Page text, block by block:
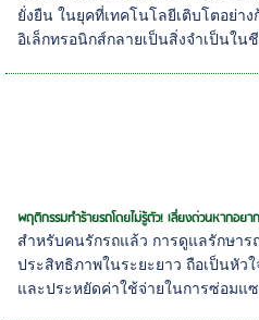
ยั่งยืน ในยุคที่เทคโนโลยีเติบโตอย่า
อิเล็กทรอนิกส์กลายเป็นสิ่งจำเป็นใ
พฤติกรรมทำร้ายรถโดยไม่รู้ตัว! เลี่ยงด่วนหากอย
สำหรับคนรักรถแล้ว การดูแลรักษาร
ประสิทธิภาพในระยะยาว ถือเป็นหัว
และประหยัดค่าใช้จ่ายในการซ่อมแ